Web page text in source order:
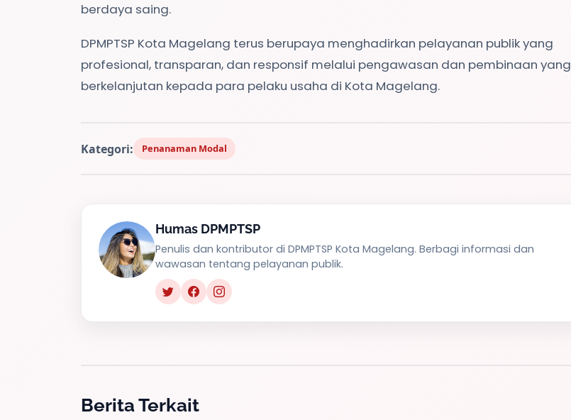
berdaya saing.
DPMPTSP Kota Magelang terus berupaya menghadirkan pelayanan publik yang
profesional, transparan, dan responsif melalui pengawasan dan pembinaan yang
berkelanjutan kepada para pelaku usaha di Kota Magelang.
Kategori: Penanaman Modal
Humas DPMPTSP
Penulis dan kontributor di DPMPTSP Kota Magelang. Berbagi informasi dan
wawasan tentang pelayanan publik.
Berita Terkait